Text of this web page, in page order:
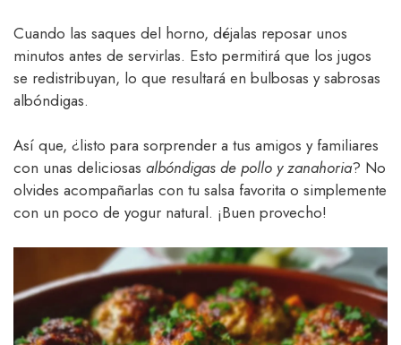
Cuando las saques del horno, déjalas reposar unos
minutos antes de servirlas. Esto permitirá que los jugos
se redistribuyan, lo que resultará en bulbosas y sabrosas
albóndigas.
Así que, ¿listo para sorprender a tus amigos y familiares
con unas deliciosas albóndigas de pollo y zanahoria? No
olvides acompañarlas con tu salsa favorita o simplemente
con un poco de yogur natural. ¡Buen provecho!